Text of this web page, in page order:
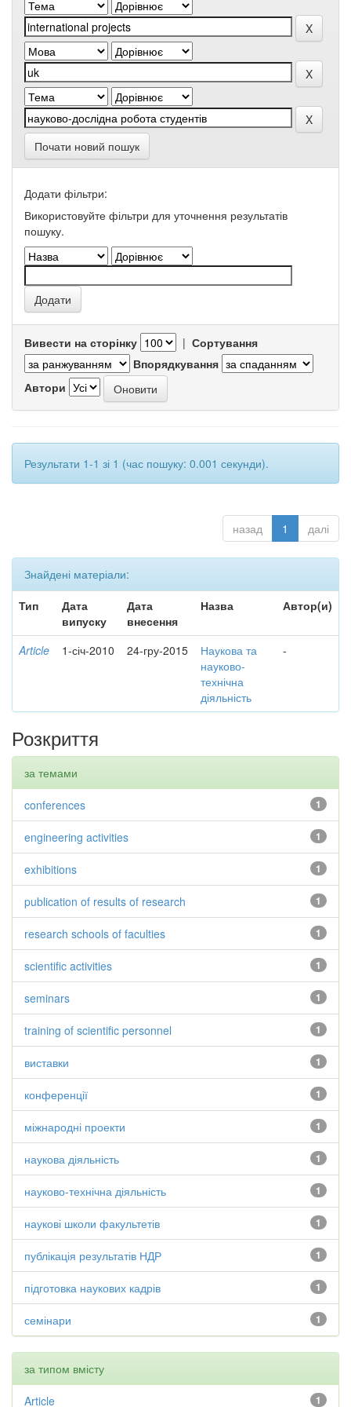
Почати новий пошук
Додати фільтри:
Використовуйте фільтри для уточнення результатів
пошуку.
Вивести на сторінку | Сортування
Впорядкування
Автори
Результати 1-1 зі 1 (час пошуку: 0.001 секунди).
назад 1 далі
Знайдені матеріали:
Тип
Дата
випуску
Дата
внесення
Назва Автор(и)
Article 1-січ-2010 24-гру-2015
Наукова та
науково-
технічна
діяльність
-
Розкриття
за темами
1
conferences
1
engineering activities
1
exhibitions
1
publication of results of research
1
research schools of faculties
1
scientific activities
1
seminars
1
training of scientific personnel
1
виставки
1
конференції
1
міжнародні проекти
1
наукова діяльність
1
науково-технічна діяльність
1
наукові школи факультетів
1
публікація результатів НДР
1
підготовка наукових кадрів
1
семінари
за типом вмісту
1
Article